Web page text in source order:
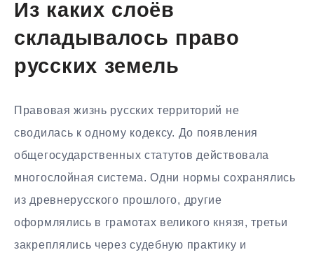
Из каких слоёв
складывалось право
русских земель
Правовая жизнь русских территорий не
сводилась к одному кодексу. До появления
общегосударственных статутов действовала
многослойная система. Одни нормы сохранялись
из древнерусского прошлого, другие
оформлялись в грамотах великого князя, третьи
закреплялись через судебную практику и